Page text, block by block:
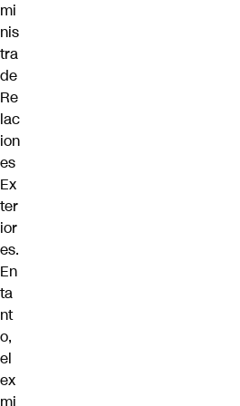
mi
nis
tra
de
Re
lac
ion
es
Ex
ter
ior
es.
En
ta
nt
o,
el
ex
mi